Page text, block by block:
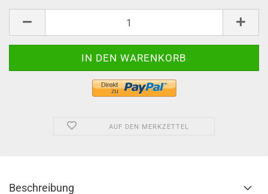
AUF DEN MERKZETTEL
Beschreibung